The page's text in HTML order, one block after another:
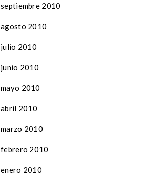
septiembre 2010
agosto 2010
julio 2010
junio 2010
mayo 2010
abril 2010
marzo 2010
febrero 2010
enero 2010